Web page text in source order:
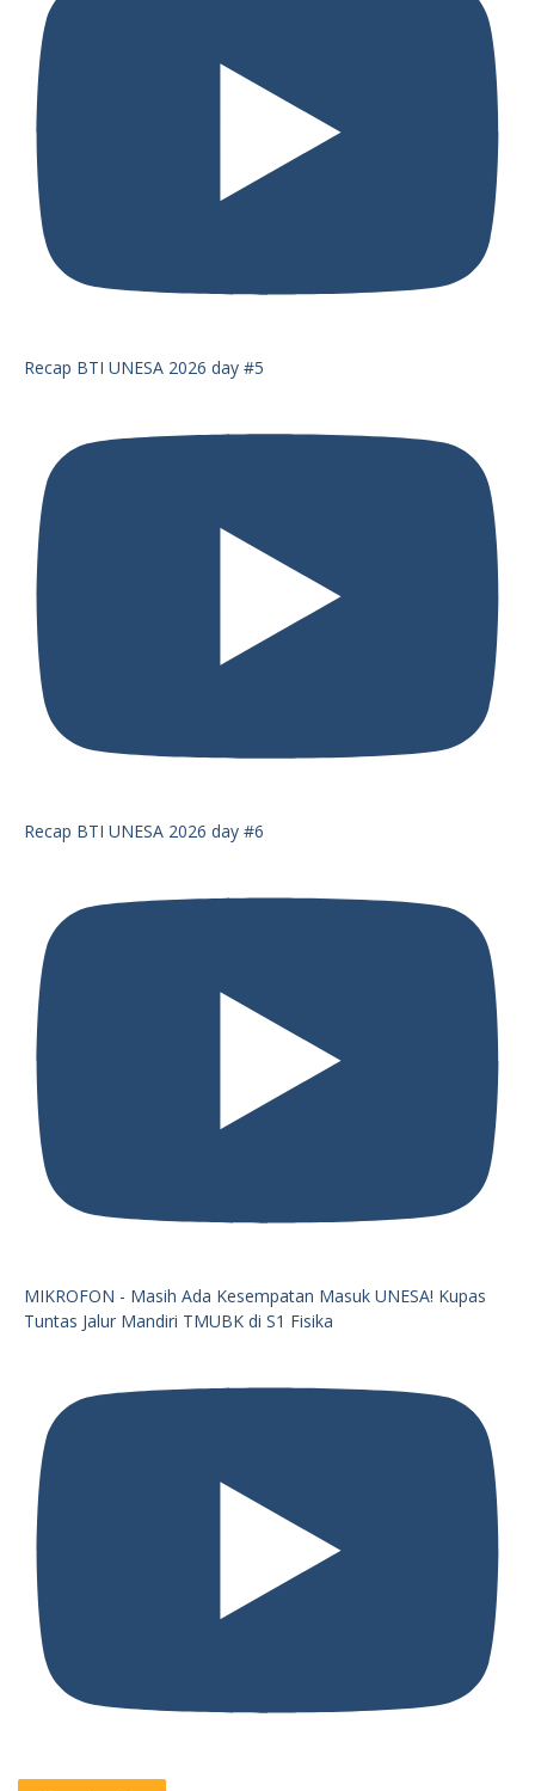
Recap BTI UNESA 2026 day #5
Recap BTI UNESA 2026 day #6
MIKROFON - Masih Ada Kesempatan Masuk UNESA! Kupas
Tuntas Jalur Mandiri TMUBK di S1 Fisika